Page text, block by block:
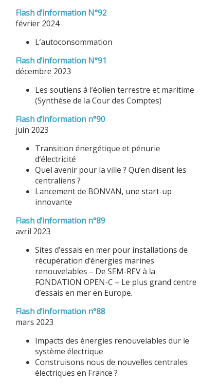
Flash d’information N°92
février 2024
L’autoconsommation
Flash d’information N°91
décembre 2023
Les soutiens à l’éolien terrestre et maritime
(Synthèse de la Cour des Comptes)
Flash d’information n°90
juin 2023
Transition énergétique et pénurie
d’électricité
Quel avenir pour la ville ? Qu’en disent les
centraliens ?
Lancement de BONVAN, une start-up
innovante
Flash d’information n°89
avril 2023
Sites d’essais en mer pour installations de
récupération d’énergies marines
renouvelables – De SEM-REV à la
FONDATION OPEN-C – Le plus grand centre
d’essais en mer en Europe.
Flash d’information n°88
mars 2023
Impacts des énergies renouvelables dur le
système électrique
Construisons nous de nouvelles centrales
électriques en France ?